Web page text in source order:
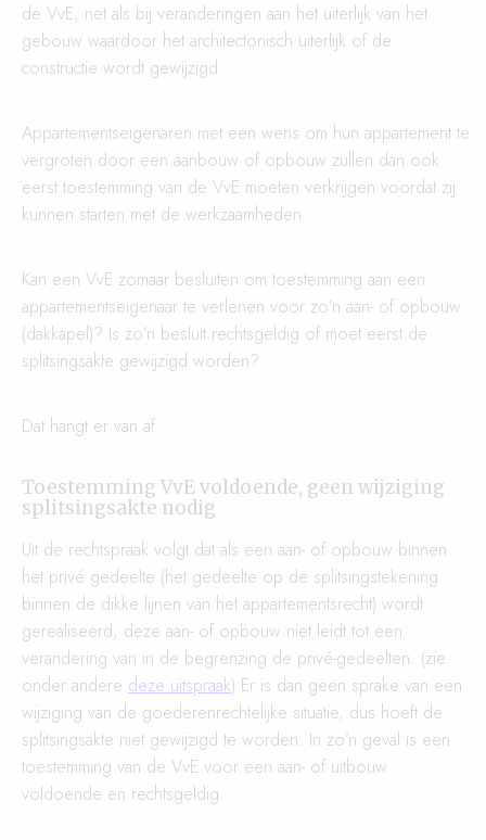
de VvE, net als bij veranderingen aan het uiterlijk van het
gebouw waardoor het architectonisch uiterlijk of de
constructie wordt gewijzigd.
Appartementseigenaren met een wens om hun appartement te
vergroten door een aanbouw of opbouw zullen dan ook
eerst toestemming van de VvE moeten verkrijgen voordat zij
kunnen starten met de werkzaamheden.
Kan een VvE zomaar besluiten om toestemming aan een
appartementseigenaar te verlenen voor zo’n aan- of opbouw
(dakkapel)? Is zo’n besluit rechtsgeldig of moet eerst de
splitsingsakte gewijzigd worden?
Dat hangt er van af.
Toestemming VvE voldoende, geen wijziging
splitsingsakte nodig
Uit de rechtspraak volgt dat als een aan- of opbouw binnen
het privé gedeelte (het gedeelte op de splitsingstekening
binnen de dikke lijnen van het appartementsrecht) wordt
gerealiseerd, deze aan- of opbouw niet leidt tot een
verandering van in de begrenzing de privé-gedeelten. (zie
onder andere deze uitspraak) Er is dan geen sprake van een
wijziging van de goederenrechtelijke situatie, dus hoeft de
splitsingsakte niet gewijzigd te worden. In zo’n geval is een
toestemming van de VvE voor een aan- of uitbouw
voldoende en rechtsgeldig.